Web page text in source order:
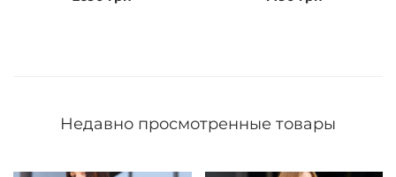
Недавно просмотренные товары